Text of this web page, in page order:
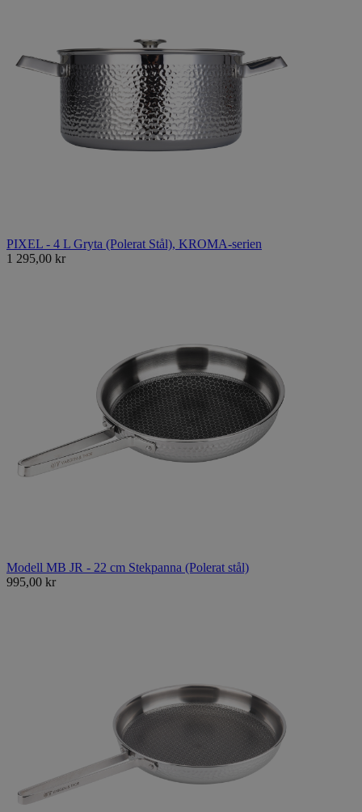
PIXEL - 4 L Gryta (Polerat Stål), KROMA-serien
1 295,00 kr
Modell MB JR - 22 cm Stekpanna (Polerat stål)
995,00 kr